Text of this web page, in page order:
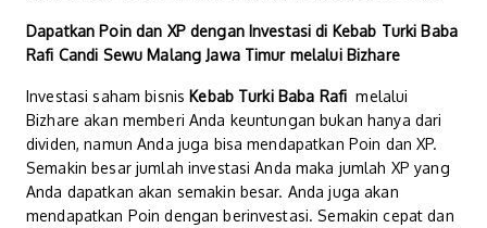
Dapatkan Poin dan XP dengan Investasi di Kebab Turki Baba
Rafi Candi Sewu Malang Jawa Timur melalui Bizhare
Investasi saham bisnis Kebab Turki Baba Rafi melalui
Bizhare akan memberi Anda keuntungan bukan hanya dari
dividen, namun Anda juga bisa mendapatkan Poin dan XP.
Semakin besar jumlah investasi Anda maka jumlah XP yang
Anda dapatkan akan semakin besar. Anda juga akan
mendapatkan Poin dengan berinvestasi. Semakin cepat dan